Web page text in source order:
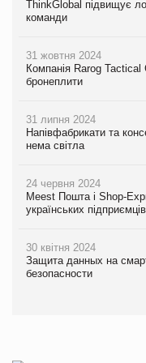
ThinkGlobal підвищує
команди
31 жовтня 2024
Компанія Rarog Tactical
бронеплити
31 липня 2024
Напівфабрикати та
нема світла
24 червня 2024
Meest Пошта і Shop-
українських підприємців
30 квітня 2024
Защита данных на
безопасности